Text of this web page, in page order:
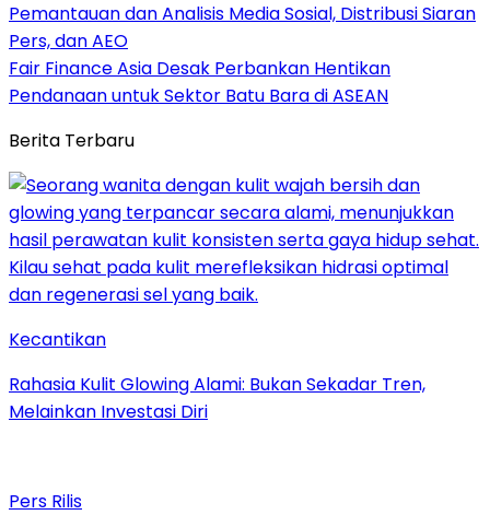
Pemantauan dan Analisis Media Sosial, Distribusi Siaran
Pers, dan AEO
Fair Finance Asia Desak Perbankan Hentikan
Pendanaan untuk Sektor Batu Bara di ASEAN
Berita Terbaru
Kecantikan
Rahasia Kulit Glowing Alami: Bukan Sekadar Tren,
Melainkan Investasi Diri
Pers Rilis